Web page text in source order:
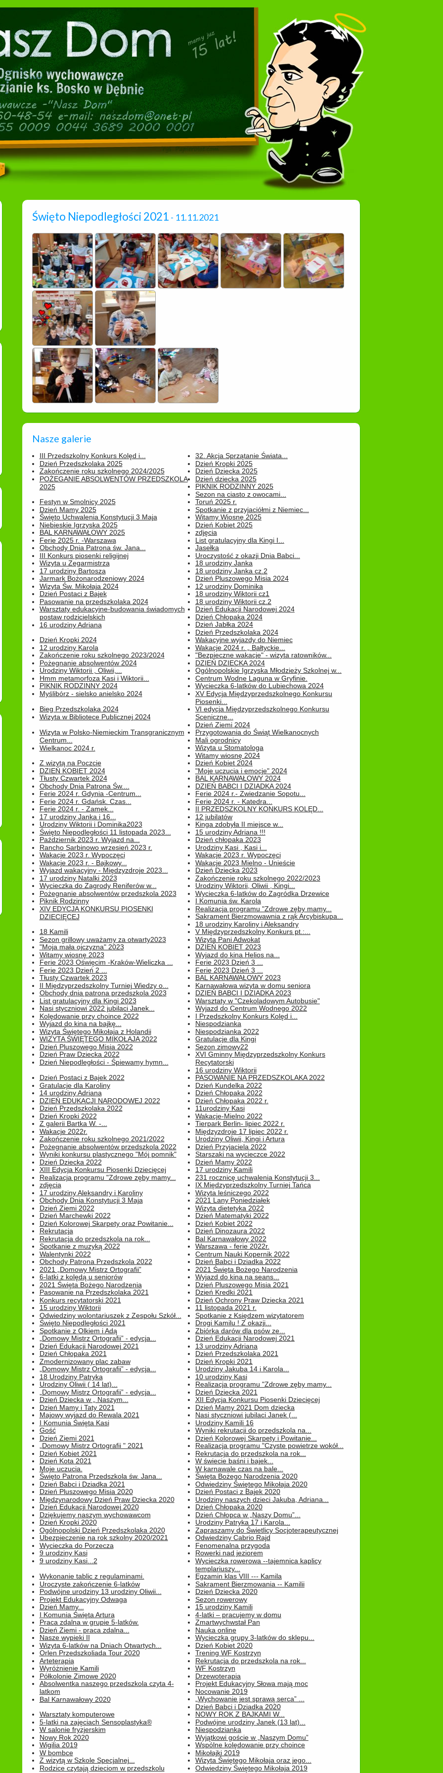
Święto Niepodległości 2021 - 11.11.2021
Nasze galerie
III Przedszkolny Konkurs Kolęd i...
Dzień Przedszkolaka 2025
32. Akcja Sprzątanie Świata...
Dzień Kropki 2025
Zakończenie roku szkolnego 2024/2025
POŻEGANIE ABSOLWENTÓW PRZEDSZKOLA
2025
Dzień Dziecka 2025
Dzień dziecka 2025
PIKNIK RODZINNY 2025
Sezon na ciasto z owocami...
Festyn w Smolnicy 2025
Dzień Mamy 2025
Toruń 2025 r.
Spotkanie z przyjaciółmi z Niemiec...
Święto Uchwalenia Konstytucji 3 Maja
Niebieskie Igrzyska 2025
Witamy Wiosnę 2025
Dzień Kobiet 2025
BAL KARNAWAŁOWY 2025
Ferie 2025 r. -Warszawa
zdjęcia
List gratulacyjny dla Kingi I...
Obchody Dnia Patrona św. Jana...
III Konkurs piosenki religijnej
Jasełka
Uroczystość z okazji Dnia Babci...
Wizyta u Zegarmistrza
17 urodziny Bartosza
18 urodziny Janka
18 urodziny Janka cz.2
Jarmark Bożonarodzeniowy 2024
Wizyta Św. Mikołaja 2024
Dzień Pluszowego Misia 2024
12 urodziny Dominika
Dzień Postaci z Bajek
Pasowanie na przedszkolaka 2024
18 urodziny Wiktorii cz1
18 urodziny Wiktorii cz.2
Warsztaty edukacyjne-budowania świadomych
postaw rodzicielskich
16 urodziny Adriana
Dzień Edukacji Narodowej 2024
Dzień Chłopaka 2024
Dzień Jabłka 2024
Dzień Przedszkolaka 2024
Dzień Kropki 2024
12 urodziny Karola
Wakacyjne wyjazdy do Niemiec
Wakacje 2024 r. „ Bałtyckie...
Zakończenie roku szkolnego 2023/2024
Pożegnanie absolwentów 2024
"Bezpieczne wakacje" - wizyta ratowników...
DZIEŃ DZIECKA 2024
Urodziny Wiktorii , Oliwii,...
Hmm metamorfoza Kasi i Wiktorii...
Ogólnopolskie Igrzyska Młodzieży Szkolnej w...
Centrum Wodne Laguna w Gryfinie.
PIKNIK RODZINNY 2024
Myślibórz - sielsko anielsko 2024
Wycieczka 6-latków do Lubiechowa 2024
XV Edycja Międzyprzedszkolnego Konkursu
Piosenki...
Bieg Przedszkolaka 2024
Wizyta w Bibliotece Publicznej 2024
VI edycja Międzyprzedszkolnego Konkursu
Sceniczne...
Dzień Ziemi 2024
Wizyta w Polsko-Niemieckim Transgranicznym
Centrum...
Wielkanoc 2024 r.
Przygotowania do Świąt Wielkanocnych
Mali ogrodnicy
Wizyta u Stomatologa
Witamy wiosnę 2024
Z wizytą na Poczcie
DZIEŃ KOBIET 2024
Dzień Kobiet 2024
"Moje uczucia i emocje" 2024
Tłusty Czwartek 2024
Obchody Dnia Patrona Św....
BAL KARNAWAŁOWY 2024
DZIEŃ BABCI I DZIADKA 2024
Ferie 2024 r. Gdynia -Centrum...
Ferie 2024 r. Gdańsk. Czas...
Ferie 2024 r.- Zwiedzanie Sopotu...
Ferie 2024 r. - Katedra...
Ferie 2024 r. - Zamek...
17 urodziny Janka i 16...
II PRZEDSZKOLNY KONKURS KOLĘD...
12 jubilatów
Urodziny Wiktorii i Dominika2023
Święto Niepodległości 11 listopada 2023...
Kinga zdobyła II miejsce w...
15 urodziny Adriana !!!
Październik 2023 r. Wyjazd na...
Rancho Sarbinowo wrzesień 2023 r.
Dzień chłopaka 2023
Urodziny Kasi , Kasi i...
Wakacje 2023 r. Wypoczęci
Wakacje 2023 r. - Bajkowy...
Wakacje 2023 r. Wypoczęci
Wakacje 2023 Mielno - Unieście
Wyjazd wakacyjny - Międzyzdroje 2023...
17 urodziny Natalki 2023
Dzień Dziecka 2023
Zakończenie roku szkolnego 2022/2023
Wycieczka do Zagrody Reniferów w...
Pożegnanie absolwentów przedszkola 2023
Urodziny Wiktorii, Oliwii , Kingi...
Wycieczka 6-latków do Zagródka Drzewice
Piknik Rodzinny
XIV EDYCJA KONKURSU PIOSENKI
DZIECIĘCEJ
I Komunia św. Karola
Realizacja programu "Zdrowe zęby mamy...
Sakrament Bierzmowawnia z rąk Arcybiskupa...
18 urodziny Karoliny i Aleksandry
18 Kamili
Sezon grillowy uważamy za otwarty2023
V Międzyprzedszkolny Konkurs pt.:...
Wizyta Pani Adwokat
"Moja mała ojczyzna" 2023
Witamy wiosnę 2023
DZIEŃ KOBIET 2023
Wyjazd do kina Helios na...
Ferie 2023 Oświęcim -Kraków-Wieliczka ...
Ferie 2023 Dzień 2 ...
Ferie 2023 Dzień 3 ...
Ferie 2023 Dzień 3 ...
Tłusty Czwartek 2023
II Międzyprzedszkolny Turniej Wiedzy o...
BAL KARNAWAŁOWY 2023
Karnawałowa wizyta w domu seniora
Obchody dnia patrona przedszkola 2023
List gratulacyjny dla Kingi 2023
DZIEŃ BABCI I DZIADKA 2023
Warsztaty w "Czekoladowym Autobusie"
Nasi styczniowi 2022 jubilaci Janek...
Kolędowanie przy choince 2022
Wyjazd do Centrum Wodnego 2022
I Przedszkolny Konkurs Kolęd i...
Wyjazd do kina na bajkę...
Wizyta Świętego Mikołaja z Holandii
Niespodzianka
Niespodzianka 2022
WIZYTA ŚWIĘTEGO MIKOŁAJA 2022
Dzień Pluszowego Misia 2022
Gratulacje dla Kingi
Sezon zimowy22
Dzień Praw Dziecka 2022
Dzień Niepodległości - Śpiewamy hymn...
XVI Gminny Międzyprzedszkolny Konkurs
Recytatorski
16 urodziny Wiktorii
Dzień Postaci z Bajek 2022
Gratulacje dla Karoliny
PASOWANIE NA PRZEDSZKOLAKA 2022
Dzień Kundelka 2022
14 urodziny Adriana
DZIEŃ EDUKACJI NARODOWEJ 2022
Dzień Chłopaka 2022
Dzień Chłopaka 2022 r.
Dzień Przedszkolaka 2022
Dzień Kropki 2022
11urodziny Kasi
Wakacje-Mielno 2022
Z galerii Bartka W. -...
Wakacje 2022r.
Tierpark Berlin- lipiec 2022 r.
Międzyzdroje 17 lipiec 2022 r.
Zakończenie roku szkolnego 2021/2022
Pożegnanie absolwentów przedszkola 2022
Urodziny Oliwii, Kingi i Artura
Dzień Przyjaciela 2022
Wyniki konkursu plastycznego "Mój pomnik"
Dzień Dziecka 2022
Starszaki na wycieczce 2022
Dzień Mamy 2022
XIII Edycja Konkursu Piosenki Dziecięcej
Realizacja programu "Zdrowe zęby mamy...
17 urodziny Kamili
231 rocznicę uchwalenia Konstytucji 3...
zdjęcia
17 urodziny Aleksandry i Karoliny
IX Międzyprzedszkolny Turniej Tańca
Wizyta leśniczego 2022
Obchody Dnia Konstytucji 3 Maja
Dzień Ziemi 2022
2021 Lany Poniedziałek
Wizyta dietetyka 2022
Dzień Marchewki 2022
Dzień Kolorowej Skarpety oraz Powitanie...
Dzień Matematyki 2022
Dzień Kobiet 2022
Rekrutacja
Rekrutacja do przedszkola na rok...
Dzień Dinozaura 2022
Bal Karnawałowy 2022
Spotkanie z muzyką 2022
Walentynki 2022
Warszawa - ferie 2022r.
Centrum Nauki Kopernik 2022
Obchody Patrona Przedszkola 2022
2021 „Domowy Mistrz Ortografii”
Dzień Babci i Dziadka 2022
2021 Święta Bożego Narodzenia
6-latki z kolędą u seniorów
2021 Święta Bożego Narodzenia
Wyjazd do kina na seans...
Dzień Pluszowego Misia 2021
Pasowanie na Przedszkolaka 2021
Konkurs recytatorski 2021
Dzień Kredki 2021
Dzień Ochrony Praw Dziecka 2021
15 urodziny Wiktorii
Odwiedziny wolontariuszek z Zespołu Szkół...
11 listopada 2021 r.
Spotkanie z Księdzem wizytatorem
Święto Niepodległości 2021
Spotkanie z Olkiem i Adą
Drogi Kamilu ! Z okazji...
Zbiórka darów dla psów ze...
„Domowy Mistrz Ortografii” - edycja...
Dzień Edukacji Narodowej 2021
Dzień Edukacji Narodowej 2021
13 urodziny Adriana
Dzień Chłopaka 2021
Zmodernizowany plac zabaw
Dzień Przedszkolaka 2021
Dzień Kropki 2021
„Domowy Mistrz Ortografii” - edycja...
18 Urodziny Patryka
Urodziny Jakuba 14 i Karola...
10 urodziny Kasi
Urodziny Oliwii ( 14 lat)...
„Domowy Mistrz Ortografii” - edycja...
Realizacja programu "Zdrowe zęby mamy...
Dzień Dziecka 2021
Dzień Dziecka w „ Naszym...
Dzień Mamy i Taty 2021
XII Edycja Konkursu Piosenki Dziecięcej
Dzień Mamy 2021 Dom dziecka
Majowy wyjazd do Rewala 2021
I Komunia Święta Kasi
Nasi styczniowi jubilaci Janek (...
Urodziny Kamili 16
Gość
Dzień Ziemi 2021
Wyniki rekrutacji do przedszkola na...
Dzień Kolorowej Skarpety i Powitanie...
„Domowy Mistrz Ortografii " 2021
Dzień Kobiet 2021
Realizacja programu "Czyste powietrze wokół...
Rekrutacja do przedszkola na rok...
Dzień Kota 2021
Moje uczucia.
W świecie baśni i bajek...
W karnawale czas na bale...
Święto Patrona Przedszkola św. Jana...
Dzień Babci i Dziadka 2021
Święta Bożego Narodzenia 2020
Odwiedziny Świętego Mikołaja 2020
Dzień Pluszowego Misia 2020
Międzynarodowy Dzień Praw Dziecka 2020
Dzień Postaci z Bajek 2020
Urodziny naszych dzieci Jakuba, Adriana...
Dzień Edukacji Narodowej 2020
Dziękujemy naszym wychowawcom
Dzień Chłopaka 2020
Dzień Chłopca w „Naszy Domu”...
Dzień Kropki 2020
Ogólnopolski Dzień Przedszkolaka 2020
Urodziny Patryka 17 i Karola...
Zapraszamy do Świetlicy Socjoterapeutycznej
Ubezpieczenie na rok szkolny 2020/2021
Wycieczka do Porzecza
Odwiedziny Cabrio Rajd
Fenomenalna przygoda
9 urodziny Kasi
9 urodziny Kasi...2
Rowerki nad jeziorem
Wycieczka rowerowa --tajemnica kaplicy
templariuszy...
Wykonanie tablic z regulaminami.
Uroczyste zakończenie 6-latków
Egzamin klas VIII --- Kamila
Sakrament Bierzmowania -- Kamilii
Podwójne urodziny 13 urodziny Oliwii...
Projekt Edukacyjny Odwaga
Dzień Dziecka 2020
Sezon rowerowy
Dzień Mamy...
I Komunia Święta Artura
15 urodziny Kamili
4-latki – pracujemy w domu
Praca zdalna w grupie 5-latków.
Dzień Ziemi - praca zdalna...
Zmartwychwstał Pan
Nauka online
Nasze wypieki II
Wizyta 6-latków na Dniach Otwartych...
Wycieczka grupy 3-latków do sklepu...
Dzień Kobiet 2020
Orlen Przedszkoliada Tour 2020
Arteterapia
Trening WF Kostrzyn
Rekrutacja do przedszkola na rok...
Wyróżnienie Kamili
Półkolonie Zimowe 2020
WF Kostrzyn
Drzewoterapia
Absolwentka naszego przedszkola czyta 4-
latkom
Bal Karnawałowy 2020
Projekt Edukacyjny Słowa mają moc
Nocowanie 2019
„Wychowanie jest sprawą serca” ...
Dzień Babci i Dziadka 2020
Warsztaty komputerowe
5-latki na zajęciach Sensoplastyka®
NOWY ROK Z BAJKAMI W...
Podwójne urodziny Janek (13 lat)...
W salonie fryzjerskim
Nowy Rok 2020
Niespodzianka
Wyjątkowi goście w „Naszym Domu”
Wigilia 2019
W bombce
Wspólne kolędowanie przy choince
Mikołajki 2019
Z wizytą w Szkole Specjalnej...
Rodzice czytają dzieciom w przedszkolu
Wizyta Świętego Mikołaja oraz jego...
Odwiedziny Świętego Mikołaja 2019